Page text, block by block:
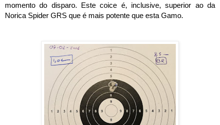
momento do disparo. Este coice é, inclusive, superior ao da
Norica Spider GRS que é mais potente que esta Gamo.